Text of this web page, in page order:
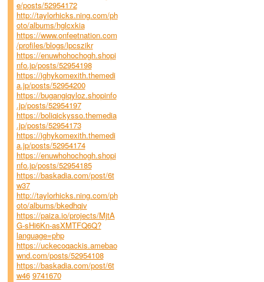
e/posts/52954172
http://taylorhicks.ning.com/ph
oto/albums/hglcxkia
https://www.onfeetnation.com
/profiles/blogs/lpcszikr
https://enuwhohochogh.shopi
nfo.jp/posts/52954198
https://ighykomexith.themedi
a.jp/posts/52954200
https://bugangiqyloz.shopinfo
.jp/posts/52954197
https://boliqickysso.themedia
.jp/posts/52954173
https://ighykomexith.themedi
a.jp/posts/52954174
https://enuwhohochogh.shopi
nfo.jp/posts/52954185
https://baskadia.com/post/6t
w37
http://taylorhicks.ning.com/ph
oto/albums/bkedhqiv
https://paiza.io/projects/MjtA
G-sHi6Kn-asXMTFQ6Q?
language=php
https://uckecoqackis.amebao
wnd.com/posts/52954108
https://baskadia.com/post/6t
w46 9741670